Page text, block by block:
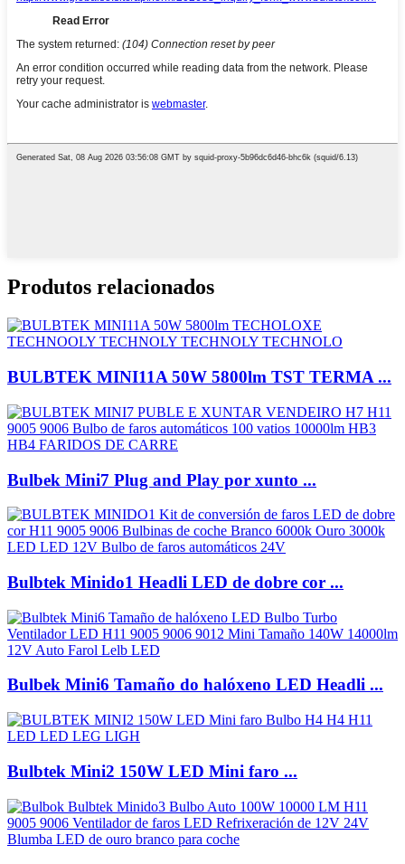
Produtos relacionados
BULBTEK MINI11A 50W 5800lm TST TERMA ...
Bulbek Mini7 Plug and Play por xunto ...
Bulbtek Minido1 Headli LED de dobre cor ...
Bulbek Mini6 Tamaño do halóxeno LED Headli ...
Bulbtek Mini2 150W LED Mini faro ...